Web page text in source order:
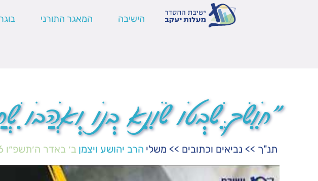
הישיבה המאגר התורני
"חוֹשֵׂךְ שִׁבְטוֹ שׂוֹנֵא בְנוֹ וְאֹהֲבוֹ
תנ"ך >> נביאים וכתובים >> משלי הרב יהושע ויצמן ב׳ באדר ה׳תשפ״ו